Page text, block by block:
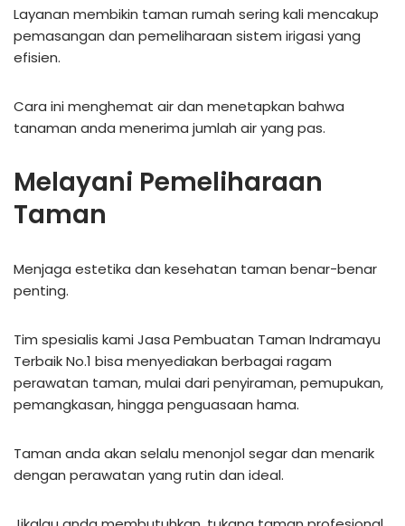
Layanan membikin taman rumah sering kali mencakup
pemasangan dan pemeliharaan sistem irigasi yang
efisien.
Cara ini menghemat air dan menetapkan bahwa
tanaman anda menerima jumlah air yang pas.
Melayani Pemeliharaan
Taman
Menjaga estetika dan kesehatan taman benar-benar
penting.
Tim spesialis kami Jasa Pembuatan Taman Indramayu
Terbaik No.1 bisa menyediakan berbagai ragam
perawatan taman, mulai dari penyiraman, pemupukan,
pemangkasan, hingga penguasaan hama.
Taman anda akan selalu menonjol segar dan menarik
dengan perawatan yang rutin dan ideal.